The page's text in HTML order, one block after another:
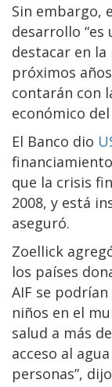
Sin embargo,
desarrollo “es
destacar en la
próximos
contarán con
económico
El Banco dio
que la crisis
2008, y está
aseguró.
Zoellick
los países
AIF se
niños en el
salud a más
acceso al
personas”,